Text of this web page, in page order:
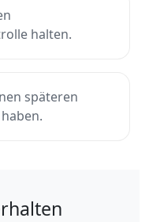
halten.
späteren